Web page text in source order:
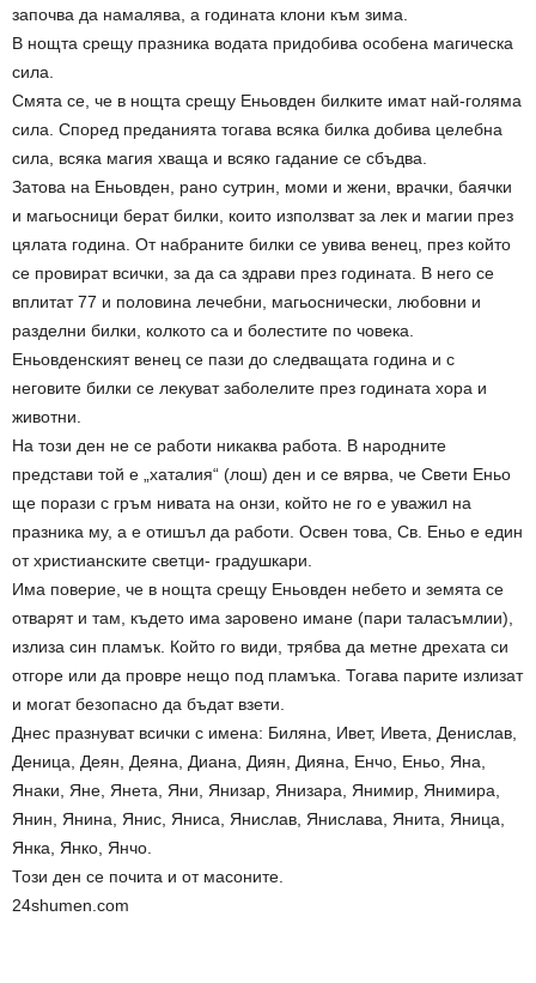
започва да намалява, а годината клони към зима.
В нощта срещу празника водата придобива особена магическа
сила.
Смята се, че в нощта срещу Еньовден билките имат най-голяма
сила. Според преданията тогава всяка билка добива целебна
сила, всяка магия хваща и всяко гадание се сбъдва.
Затова на Еньовден, рано сутрин, моми и жени, врачки, баячки
и магьосници берат билки, които използват за лек и магии през
цялата година. От набраните билки се увива венец, през който
се провират всички, за да са здрави през годината. В него се
вплитат 77 и половина лечебни, магьоснически, любовни и
разделни билки, колкото са и болестите по човека.
Еньовденският венец се пази до следващата година и с
неговите билки се лекуват заболелите през годината хора и
животни.
На този ден не се работи никаква работа. В народните
представи той е „хаталия“ (лош) ден и се вярва, че Свети Еньо
ще порази с гръм нивата на онзи, който не го е уважил на
празника му, а е отишъл да работи. Освен това, Св. Еньо е един
от христианските светци- градушкари.
Има поверие, че в нощта срещу Еньовден небето и земята се
отварят и там, където има заровено имане (пари таласъмлии),
излиза син пламък. Който го види, трябва да метне дрехата си
отгоре или да провре нещо под пламъка. Тогава парите излизат
и могат безопасно да бъдат взети.
Днес празнуват всички с имена: Биляна, Ивет, Ивета, Денислав,
Деница, Деян, Деяна, Диана, Диян, Дияна, Енчо, Еньо, Яна,
Янаки, Яне, Янета, Яни, Янизар, Янизара, Янимир, Янимира,
Янин, Янина, Янис, Яниса, Янислав, Янислава, Янита, Яница,
Янка, Янко, Янчо.
Този ден се почита и от масоните.
24shumen.com